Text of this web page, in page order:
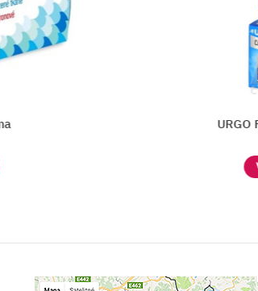
URGO